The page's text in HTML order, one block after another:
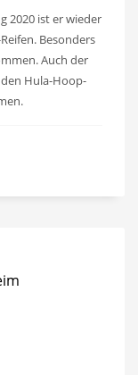
2020 ist er wieder
Besonders
Auch der
Hula-Hoop-